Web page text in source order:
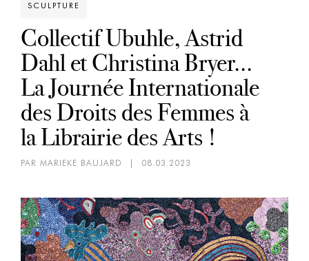
SCULPTURE
Collectif Ubuhle, Astrid
Dahl et Christina Bryer...
La Journée Internationale
des Droits des Femmes à
la Librairie des Arts !
PAR MARIEKE BAUJARD 08.03.2023